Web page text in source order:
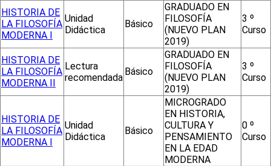
HISTORIA DE
LA FILOSOFÍA
MODERNA I
Unidad
Didáctica
Básico
GRADUADO EN
FILOSOFÍA
(NUEVO PLAN
2019)
3 º
Curso
HISTORIA DE
LA FILOSOFÍA
MODERNA II
Lectura
recomendada
Básico
GRADUADO EN
FILOSOFÍA
(NUEVO PLAN
2019)
3 º
Curso
HISTORIA DE
LA FILOSOFÍA
MODERNA I
Unidad
Didáctica
Básico
MICROGRADO
EN HISTORIA,
CULTURA Y
PENSAMIENTO
EN LA EDAD
MODERNA
0 º
Curso